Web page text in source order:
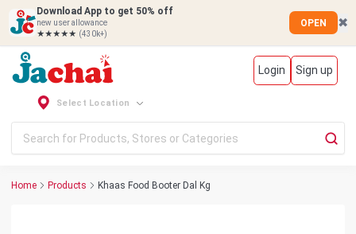
Download App to get 50% off
new user allowance
★★★★★ (430k+)
OPEN ✖
Login Sign up
Select Location
Home Products Khaas Food Booter Dal Kg